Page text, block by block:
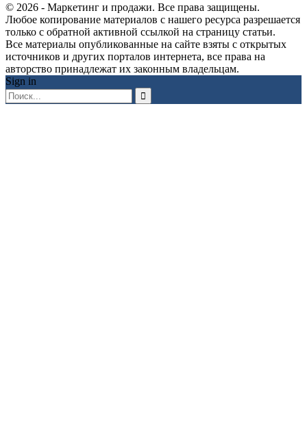
© 2026 - Маркетинг и продажи. Все права защищены.
Любое копирование материалов с нашего ресурса разрешается
только с обратной активной ссылкой на страницу статьи.
Все материалы опубликованные на сайте взяты с открытых
источников и других порталов интернета, все права на
авторство принадлежат их законным владельцам.
Sign in